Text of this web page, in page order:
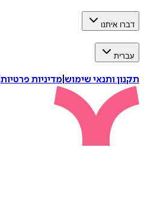
דברו איתנו
עברית
תקנון ותנאי שימוש מדיניות פרטיות